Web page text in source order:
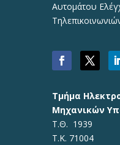
Αυτομάτου
Τμήμα
Μηχανικών
Τ.Θ. 1939
Τ.Κ. 71004